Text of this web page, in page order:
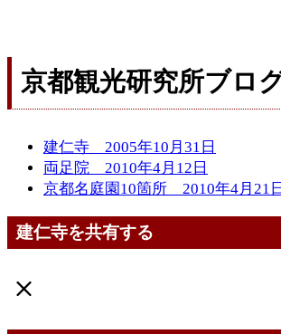
京都観光研究所ブロ
建仁寺 2005年10月31日
両足院 2010年4月12日
京都名庭園10箇所 2010年4月21日
建仁寺を共有する